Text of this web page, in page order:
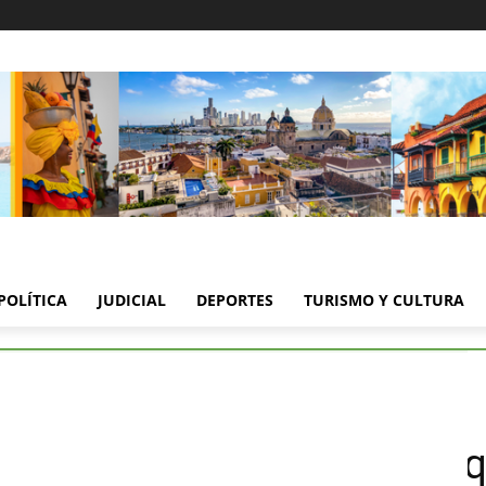
JUDICIAL DEPORTES TURISMO Y CULTURA
de Cartagena no quiere